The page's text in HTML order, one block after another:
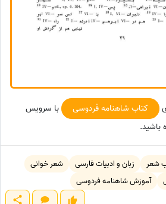
کتاب شاهنامه فردوسی
با سرویس
باشید.
شعر زبان و ادبیات فارسی
شعر خوانی
آموزش شاهنامه فردوسی